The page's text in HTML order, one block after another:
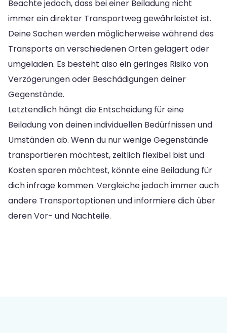
Beachte jedoch, dass bei einer Beiladung nicht
immer ein direkter Transportweg gewährleistet ist.
Deine Sachen werden möglicherweise während des
Transports an verschiedenen Orten gelagert oder
umgeladen. Es besteht also ein geringes Risiko von
Verzögerungen oder Beschädigungen deiner
Gegenstände.
Letztendlich hängt die Entscheidung für eine
Beiladung von deinen individuellen Bedürfnissen und
Umständen ab. Wenn du nur wenige Gegenstände
transportieren möchtest, zeitlich flexibel bist und
Kosten sparen möchtest, könnte eine Beiladung für
dich infrage kommen. Vergleiche jedoch immer auch
andere Transportoptionen und informiere dich über
deren Vor- und Nachteile.